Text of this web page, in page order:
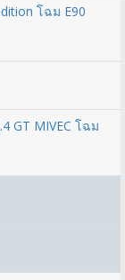
โฉม E90
GT MIVEC โฉม